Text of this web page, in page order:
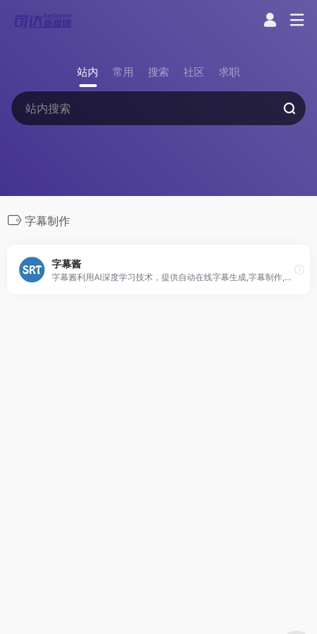
站内 常用 搜索 社区 求职
字幕制作
字幕酱
字幕酱利用AI深度学习技术，提供自动在线字幕生成,字幕制作,语音转字幕,语音自动生成字幕,字幕翻译功能,字幕格式转换